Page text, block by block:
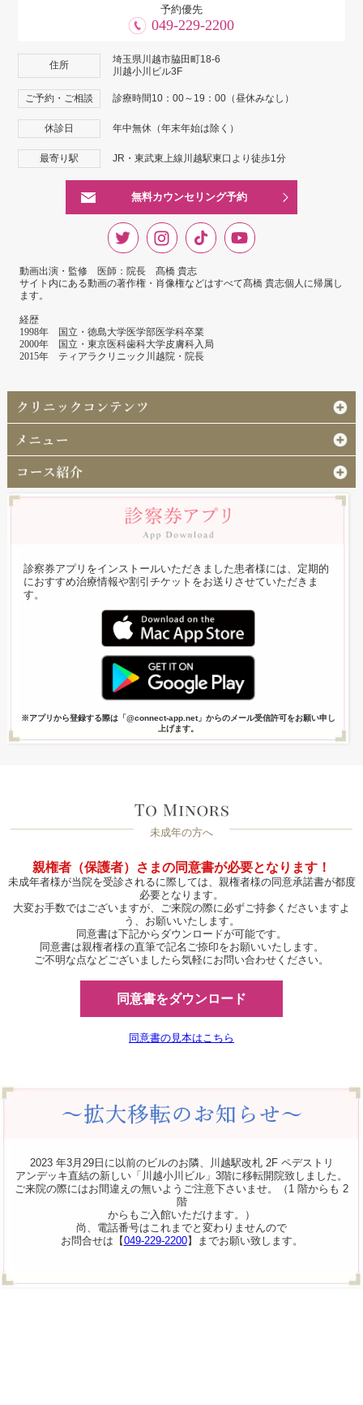
予約優先
049-229-2200
住所
埼玉県川越市脇田町18-6
川越小川ビル3F
ご予約・ご相談 診療時間10：00～19：00（昼休みなし）
休診日 年中無休（年末年始は除く）
最寄り駅 JR・東武東上線川越駅東口より徒歩1分
無料カウンセリング予約
動画出演・監修 医師：院長 髙橋 貴志
サイト内にある動画の著作権・肖像権などはすべて髙橋 貴志個人に帰属し
ます。
経歴
1998年 国立・徳島大学医学部医学科卒業
2000年 国立・東京医科歯科大学皮膚科入局
2015年 ティアラクリニック川越院・院長
診察券アプリをインストールいただきました患者様には、定期的
におすすめ治療情報や割引チケットをお送りさせていただきま
す。
※アプリから登録する際は「@connect-app.net」からのメール受信許可をお願い申し
上げます。
未成年の方へ
親権者（保護者）さまの同意書が必要となります！
未成年者様が当院を受診されるに際しては、親権者様の同意承諾書が都度
必要となります。
大変お手数ではございますが、ご来院の際に必ずご持参くださいますよ
う、お願いいたします。
同意書は下記からダウンロードが可能です。
同意書は親権者様の直筆で記名ご捺印をお願いいたします。
ご不明な点などございましたら気軽にお問い合わせください。
同意書をダウンロード
同意書の見本はこちら
2023 年3月29日に以前のビルのお隣、川越駅改札 2F ペデストリ
アンデッキ直結の新しい「川越小川ビル」3階に移転開院致しました。
ご来院の際にはお間違えの無いようご注意下さいませ。（1 階からも 2
階
からもご入館いただけます。）
尚、電話番号はこれまでと変わりませんので
お問合せは【049-229-2200】までお願い致します。